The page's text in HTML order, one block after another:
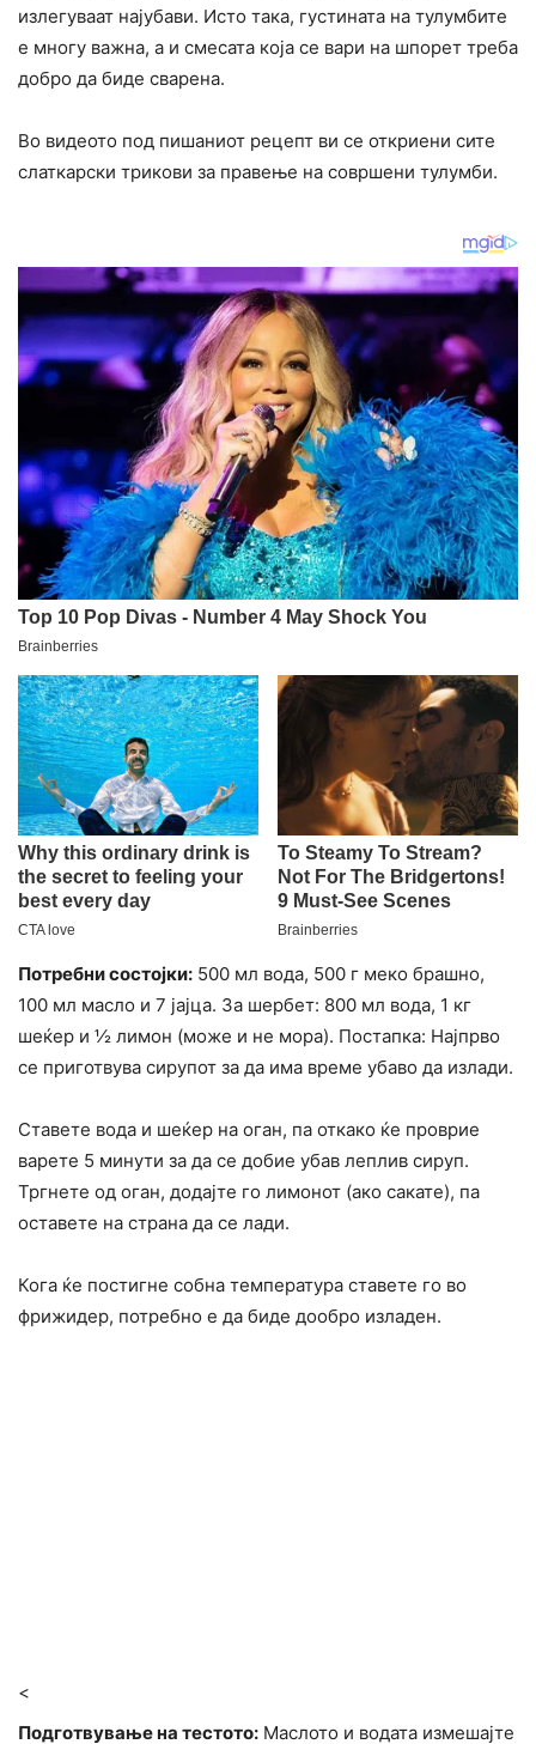
излегуваат најубави. Исто така, густината на тулумбите
е многу важна, а и смесата која се вари на шпорет треба
добро да биде сварена.
Во видеото под пишаниот рецепт ви се откриени сите
слаткарски трикови за правење на совршени тулумби.
Потребни состојки: 500 мл вода, 500 г меко брашно,
100 мл масло и 7 јајца. За шербет: 800 мл вода, 1 кг
шеќер и ½ лимон (може и не мора). Постапка: Најпрво
се приготвува сирупот за да има време убаво да излади.
Ставете вода и шеќер на оган, па откако ќе проврие
варете 5 минути за да се добие убав леплив сируп.
Тргнете од оган, додајте го лимонот (ако сакате), па
оставете на страна да се лади.
Кога ќе постигне собна температура ставете го во
фрижидер, потребно е да биде дообро изладен.
<
Подготвување на тестото: Маслото и водата измешајте